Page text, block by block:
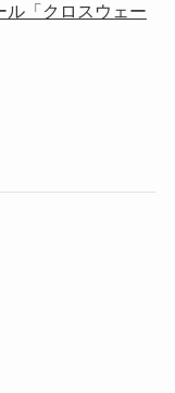
ル「クロスウェー